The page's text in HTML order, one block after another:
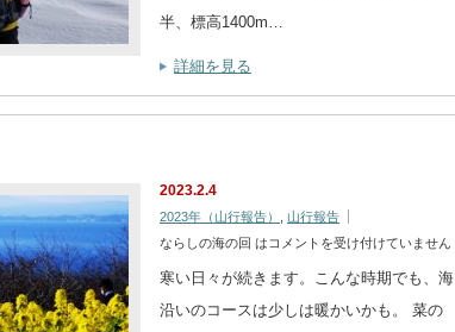
半、標高1400m…
詳細を見る
2023.2.4
2023年（山行報告）
山行報告
ならしの海の回 は コメントを受け付けていません
寒い日々が続きます。こんな時期でも、海
沿いのコースは少しは暖かいかも。 菜の